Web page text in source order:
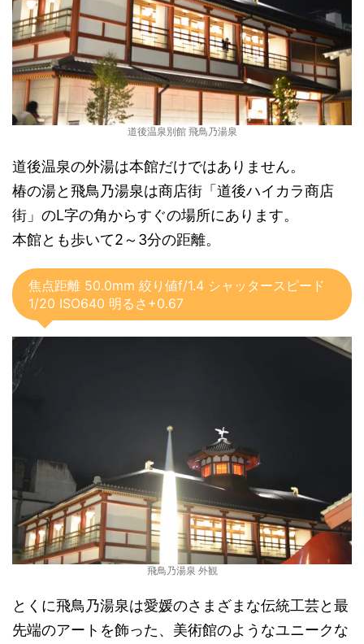
道後温泉別館 飛鳥乃湯泉
道後温泉の外湯は本館だけではありません。
椿の湯と飛鳥乃湯泉は商店街「道後ハイカラ商店
街」のL字の角からすぐの場所にあります。
本館とも歩いて2～3分の距離。
焦点距離 50.0mm 絞り値f/1.4 シャッタースピード
1/20 ISO640 明るさ+0.67
飛鳥乃湯泉 外観
とくに飛鳥乃湯泉は愛媛のさまざまな伝統工芸と最
先端のアートを飾った、美術館のようなユニークな